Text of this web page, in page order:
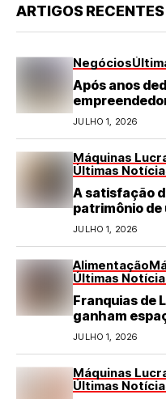
ARTIGOS RECENTES
Negócios
Após anos
turismo em
JULHO 1, 2026
Máquinas
Últimas
A satisfação
patrimônio de
JULHO 1, 2026
Alimentação
Últimas
Franquias de
ganham
refeições
JULHO 1, 2026
Máquinas
Últimas